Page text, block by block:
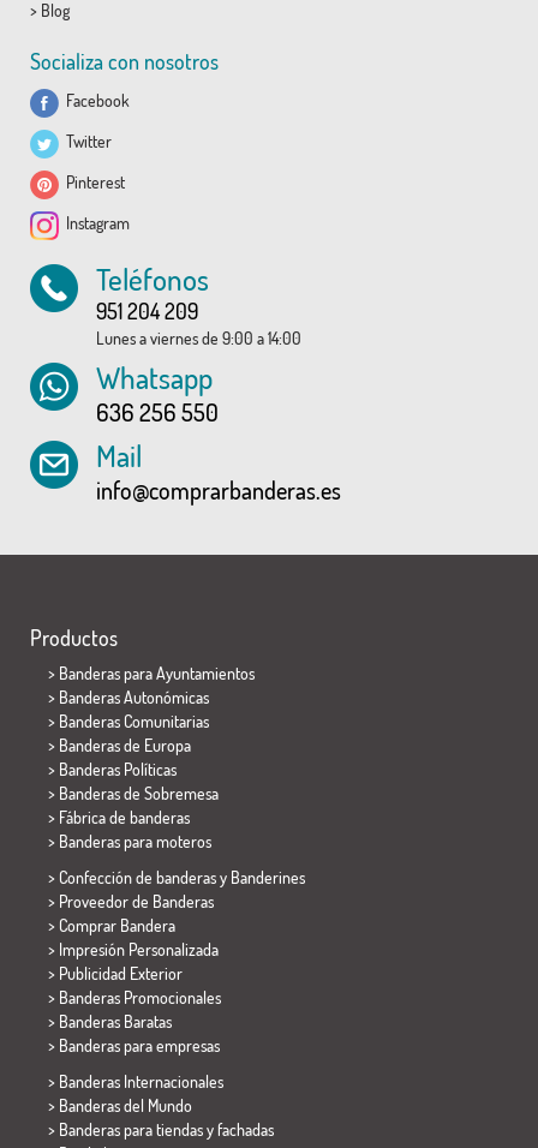
> Blog
Socializa con nosotros
Facebook
Twitter
Pinterest
Instagram
Teléfonos
951 204 209
Lunes a viernes de 9:00 a 14:00
Whatsapp
636 256 550
Mail
info@comprarbanderas.es
Productos
> Banderas para Ayuntamientos
> Banderas Autonómicas
> Banderas Comunitarias
> Banderas de Europa
> Banderas Políticas
> Banderas de Sobremesa
> Fábrica de banderas
> Banderas para moteros
> Confección de banderas y Banderines
> Proveedor de Banderas
> Comprar Bandera
> Impresión Personalizada
> Publicidad Exterior
> Banderas Promocionales
> Banderas Baratas
> Banderas para empresas
> Banderas Internacionales
> Banderas del Mundo
> Banderas para tiendas y fachadas